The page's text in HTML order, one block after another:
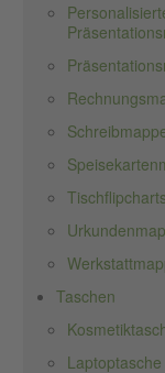
Tischflipcharts
Taschen